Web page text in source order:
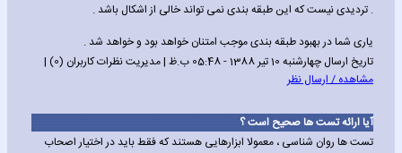
. تردیدی نیست که این طبقه بندی نمی تواند خالی از اشکال باشد .
یاری شما در بهبود طبقه بندی موجب امتنان خواهد بود و خواهد شد .
تاریخ ارسال چهارشنبه 10 تیر 1388 - 05:48 ب.ظ | مدیریت نظرات کاربران (0) |
مشاهده / ارسال نظر
آیا ارائه تست ها صحیح است ؟
تست ها روان شناسی ، معمولا ابزارهایی هستند که فقط باید در اختیار اصحاب